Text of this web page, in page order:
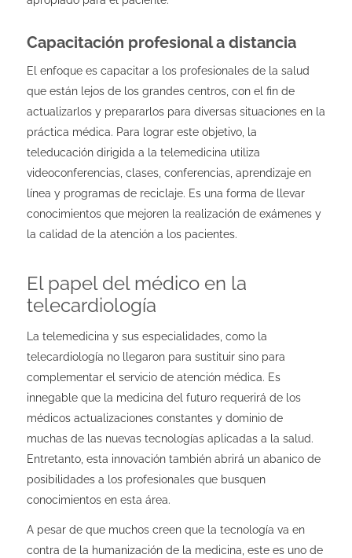
Capacitación profesional a distancia
El enfoque es capacitar a los profesionales de la salud
que están lejos de los grandes centros, con el fin de
actualizarlos y prepararlos para diversas situaciones en la
práctica médica. Para lograr este objetivo, la
teleducación dirigida a la telemedicina utiliza
videoconferencias, clases, conferencias, aprendizaje en
línea y programas de reciclaje. Es una forma de llevar
conocimientos que mejoren la realización de exámenes y
la calidad de la atención a los pacientes.
El papel del médico en la
telecardiología
La telemedicina y sus especialidades, como la
telecardiología no llegaron para sustituir sino para
complementar el servicio de atención médica. Es
innegable que la medicina del futuro requerirá de los
médicos actualizaciones constantes y dominio de
muchas de las nuevas tecnologías aplicadas a la salud.
Entretanto, esta innovación también abrirá un abanico de
posibilidades a los profesionales que busquen
conocimientos en esta área.
A pesar de que muchos creen que la tecnología va en
contra de la humanización de la medicina, este es uno de